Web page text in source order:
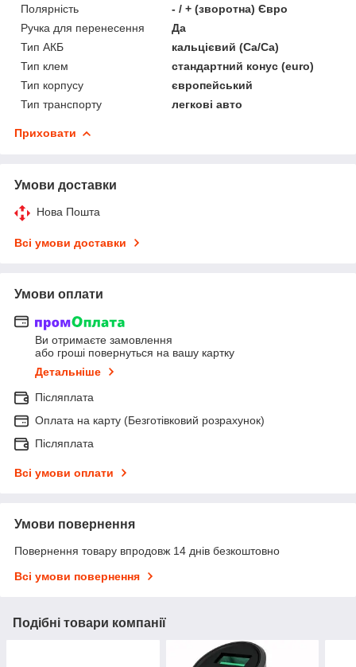
Полярність
- / + (зворотна) Євро
Ручка для перенесення
Да
Тип АКБ
кальцієвий (Ca/Ca)
Тип клем
стандартний конус (euro)
Тип корпусу
європейський
Тип транспорту
легкові авто
Приховати
Умови доставки
Нова Пошта
Всі умови доставки
Умови оплати
Ви отримаєте замовлення
або гроші повернуться на вашу картку
Детальніше
Післяплата
Оплата на карту (Безготівковий розрахунок)
Післяплата
Всі умови оплати
Умови повернення
Повернення товару впродовж 14 днів безкоштовно
Всі умови повернення
Подібні товари компанії